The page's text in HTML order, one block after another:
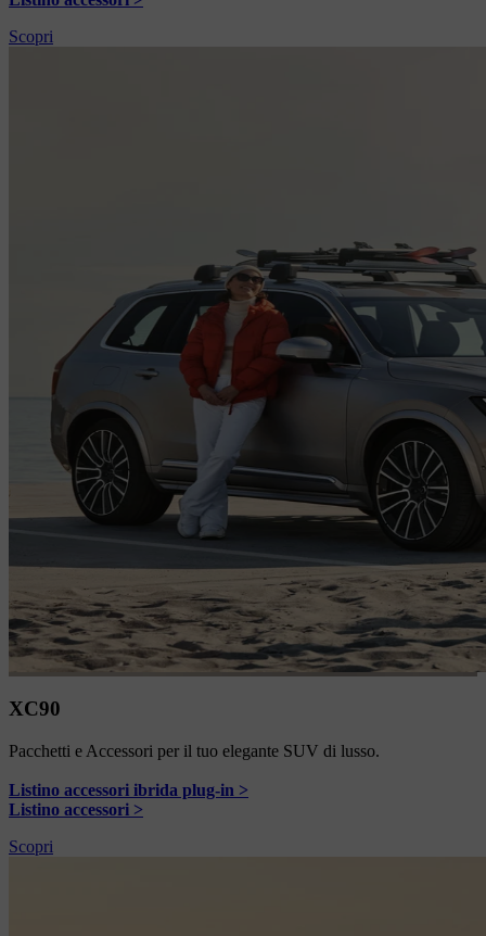
Scopri
XC90
Pacchetti e Accessori per il tuo elegante SUV di lusso.
Listino accessori ibrida plug-in >
Listino accessori >
Scopri